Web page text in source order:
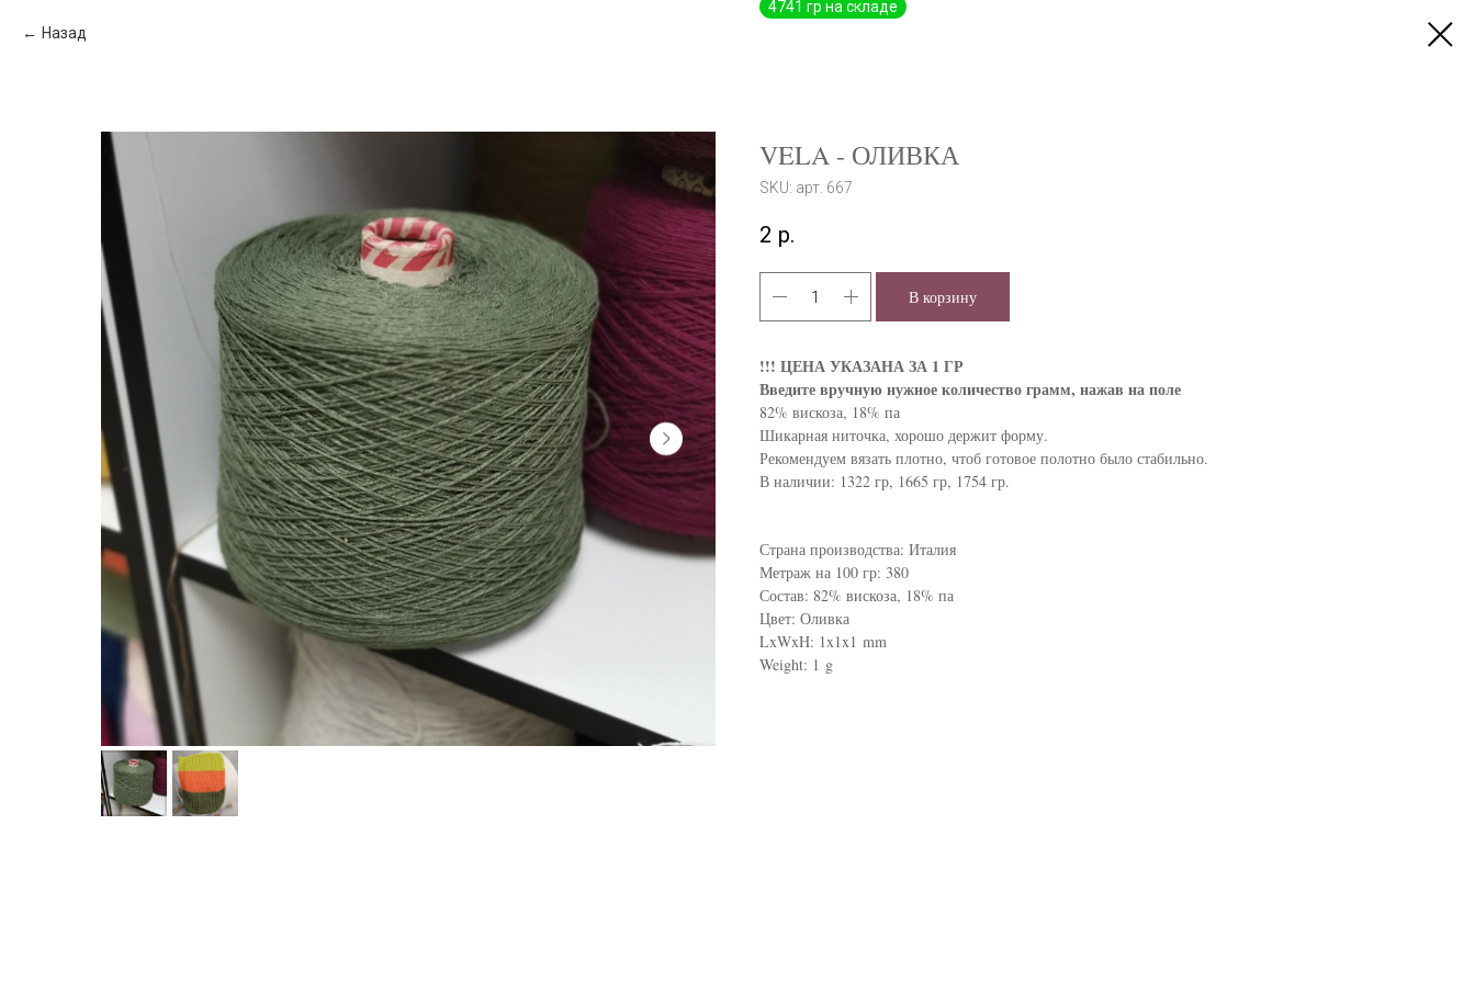
Назад
VELA - ОЛИВКА
SKU: арт. 667
2 р.
В корзину
!!! ЦЕНА УКАЗАНА ЗА 1 ГР
Введите вручную нужное количество грамм, нажав на поле
82% вискоза, 18% па
Шикарная ниточка, хорошо держит форму.
Рекомендуем вязать плотно, чтоб готовое полотно было стабильно.
В наличии: 1322 гр, 1665 гр, 1754 гр.
Страна производства: Италия
Метраж на 100 гр: 380
Состав: 82% вискоза, 18% па
Цвет: Оливка
LxWxH: 1x1x1 mm
Weight: 1 g